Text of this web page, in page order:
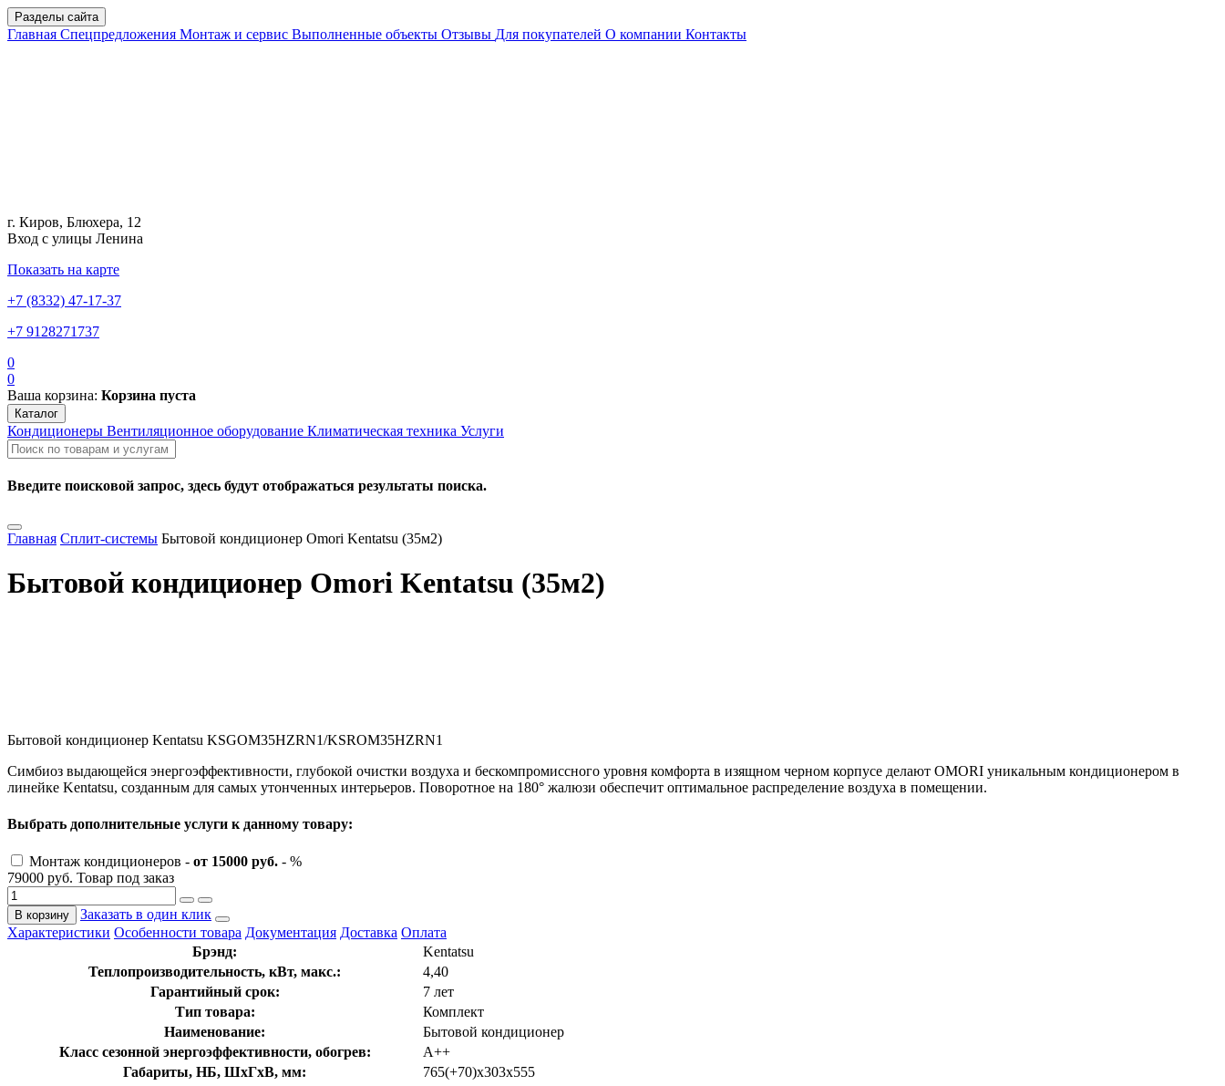
Разделы сайта
Главная Спецпредложения Монтаж и сервис Выполненные объекты Отзывы Для покупателей О компании Контакты
г. Киров, Блюхера, 12
Вход с улицы Ленина
Показать на карте
+7 (8332) 47-17-37
+7 9128271737
0
0
Ваша корзина: Корзина пуста
Каталог
Кондиционеры Вентиляционное оборудование Климатическая техника Услуги
Введите поисковой запрос, здесь будут отображаться результаты поиска.
Главная Сплит-системы Бытовой кондиционер Omori Kentatsu (35м2)
Бытовой кондиционер Omori Kentatsu (35м2)
Бытовой кондиционер Kentatsu KSGOM35HZRN1/KSROM35HZRN1
Симбиоз выдающейся энергоэффективности, глубокой очистки воздуха и бескомпромиссного уровня комфорта в изящном черном корпусе делают OMORI уникальным кондиционером в
линейке Kentatsu, созданным для самых утонченных интерьеров. Поворотное на 180° жалюзи обеспечит оптимальное распределение воздуха в помещении.
Выбрать дополнительные услуги к данному товару:
Монтаж кондиционеров - от 15000 руб. - %
79000 руб. Товар под заказ
В корзину
Заказать в один клик
Характеристики Особенности товара Документация Доставка Оплата
Брэнд:
Kentatsu
Теплопроизводительность, кВт, макс.:
4,40
Гарантийный срок:
7 лет
Тип товара:
Комплект
Наименование:
Бытовой кондиционер
Класс сезонной энергоэффективности, обогрев:
A++
Габариты, НБ, ШхГхВ, мм:
765(+70)x303x555